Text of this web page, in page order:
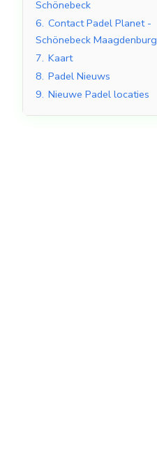
Schönebeck
6. Contact Padel Planet -
Schönebeck Maagdenburg
7. Kaart
8. Padel Nieuws
9. Nieuwe Padel locaties